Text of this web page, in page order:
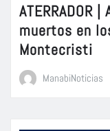
ATERRADOR
muertos en
Montecristi
ManabiNoticias